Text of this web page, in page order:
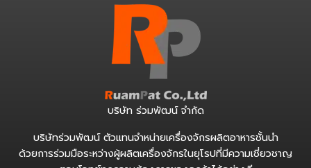
บริษัท ร่วมพัฒน์ จำกัด
บริษัทร่วมพัฒน์ ตัวแทนจำหน่ายเครื่องจักรผลิตอาหารชั้นนำ
ด้วยการร่วมมือระหว่างผู้ผลิตเครื่องจักรในยุโรปที่มีความเชี่ยวชาญ